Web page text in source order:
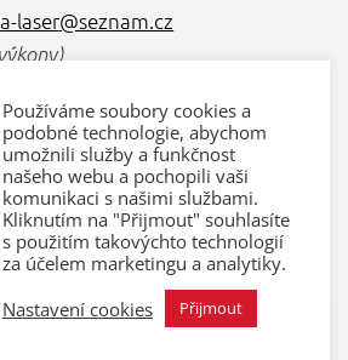
laser@seznam.cz
kurzy)
Používáme soubory cookies a
podobné technologie, abychom
umožnili služby a funkčnost
našeho webu a pochopili vaši
komunikaci s našimi službami.
Kliknutím na "Přijmout" souhlasíte
s použitím takovýchto technologií
za účelem marketingu a analytiky.
Nastavení cookies
Přijmout
SLEDUJTE NAŠI ORDINACI